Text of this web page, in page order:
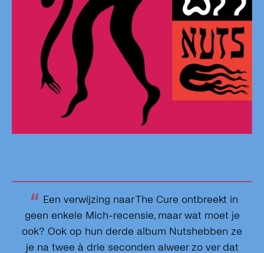
“ Een verwijzing naar The Cure ontbreekt in
geen enkele Mich-recensie, maar wat moet je
ook? Ook op hun derde album Nutshebben ze
je na twee à drie seconden alweer zo ver dat